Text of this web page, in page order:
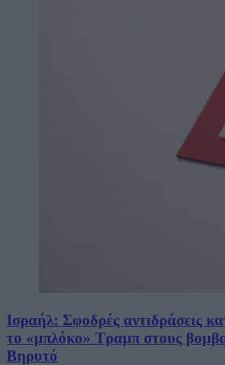
Ισραήλ: Σφοδρές αντιδράσεις
το «μπλόκο» Τραμπ στους
Βηρυτό